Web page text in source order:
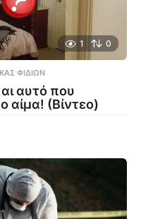
1 0
ΦΙΔΙΏΝ
αυτό που
αίμα! (Βίντεο)